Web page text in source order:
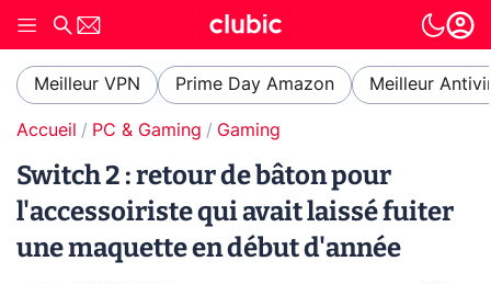
Meilleur VPN Prime Day Amazon Meilleur
Accueil PC & Gaming Gaming
Switch 2 : retour de bâton pour
l'accessoiriste qui avait laissé fuiter
une maquette en début d'année